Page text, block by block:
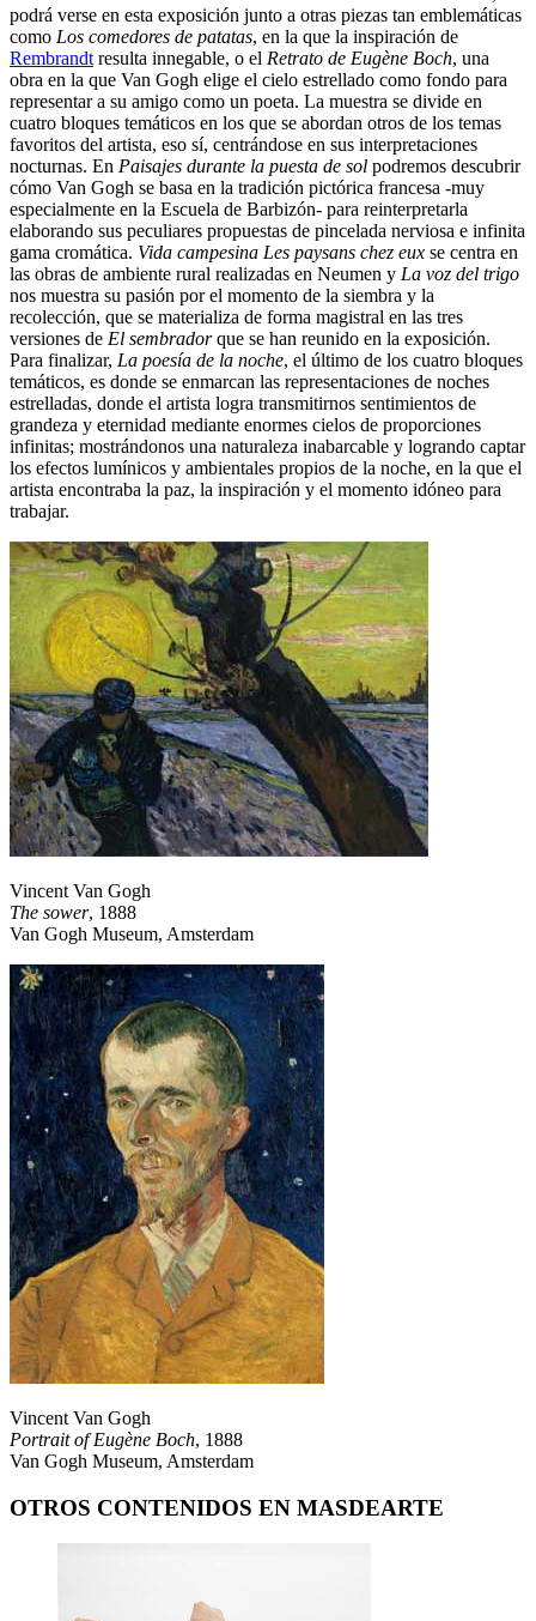
podrá verse en esta exposición junto a otras piezas tan emblemáticas
como Los comedores de patatas, en la que la inspiración de
Rembrandt resulta innegable, o el Retrato de Eugène Boch, una
obra en la que Van Gogh elige el cielo estrellado como fondo para
representar a su amigo como un poeta. La muestra se divide en
cuatro bloques temáticos en los que se abordan otros de los temas
favoritos del artista, eso sí, centrándose en sus interpretaciones
nocturnas. En Paisajes durante la puesta de sol podremos descubrir
cómo Van Gogh se basa en la tradición pictórica francesa -muy
especialmente en la Escuela de Barbizón- para reinterpretarla
elaborando sus peculiares propuestas de pincelada nerviosa e infinita
gama cromática. Vida campesina Les paysans chez eux se centra en
las obras de ambiente rural realizadas en Neumen y La voz del trigo
nos muestra su pasión por el momento de la siembra y la
recolección, que se materializa de forma magistral en las tres
versiones de El sembradorque se han reunido en la exposición.
Para finalizar, La poesía de la noche, el último de los cuatro bloques
temáticos, es donde se enmarcan las representaciones de noches
estrelladas, donde el artista logra transmitirnos sentimientos de
grandeza y eternidad mediante enormes cielos de proporciones
infinitas; mostrándonos una naturaleza inabarcable y logrando captar
los efectos lumínicos y ambientales propios de la noche, en la que el
artista encontraba la paz, la inspiración y el momento idóneo para
trabajar.
Vincent Van Gogh
The sower, 1888
Van Gogh Museum, Amsterdam
Vincent Van Gogh
Portrait of Eugène Boch, 1888
Van Gogh Museum, Amsterdam
OTROS CONTENIDOS EN MASDEARTE